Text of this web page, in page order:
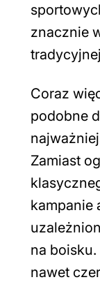
znacznie
Coraz
podobne
Zamiast
kampanie
na boisku.
nawet